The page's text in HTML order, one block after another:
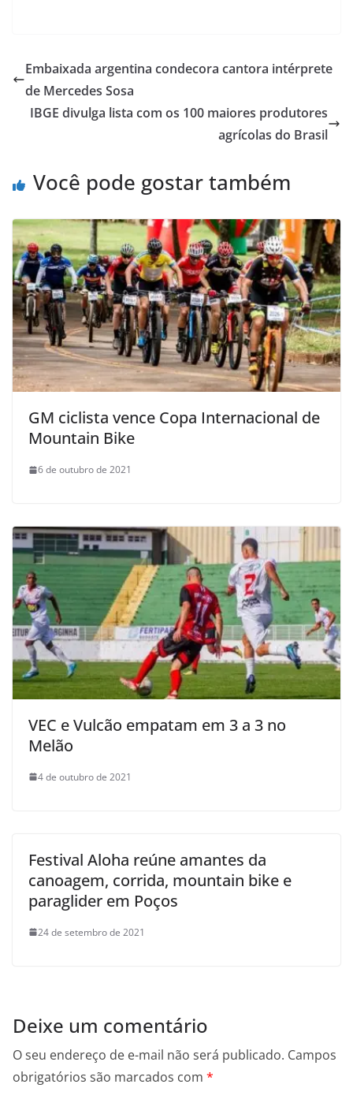
Embaixada argentina condecora cantora intérprete
de Mercedes Sosa
IBGE divulga lista com os 100 maiores produtores
agrícolas do Brasil
Você pode gostar também
GM ciclista vence Copa Internacional de
Mountain Bike
6 de outubro de 2021
VEC e Vulcão empatam em 3 a 3 no
Melão
4 de outubro de 2021
Festival Aloha reúne amantes da
canoagem, corrida, mountain bike e
paraglider em Poços
24 de setembro de 2021
Deixe um comentário
O seu endereço de e-mail não será publicado. Campos
obrigatórios são marcados com *